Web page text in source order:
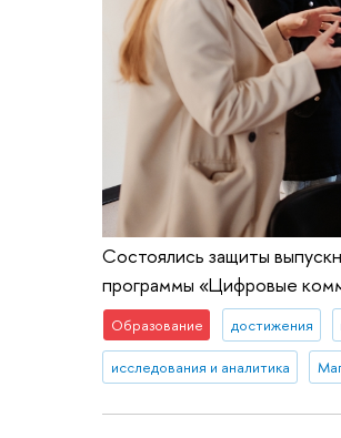
Состоялись защиты
программы «Цифровые
Образование достижения
исследования и аналитика